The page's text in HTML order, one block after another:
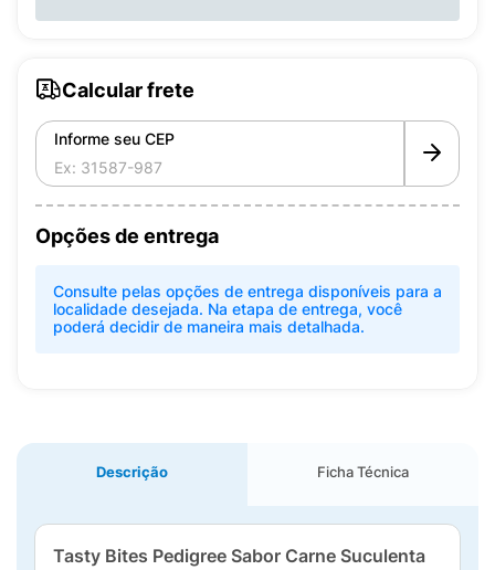
Calcular frete
Informe seu CEP
Opções de entrega
Consulte pelas opções de entrega disponíveis para a
localidade desejada. Na etapa de entrega, você
poderá decidir de maneira mais detalhada.
Descrição Ficha Técnica
Tasty Bites Pedigree Sabor Carne Suculenta